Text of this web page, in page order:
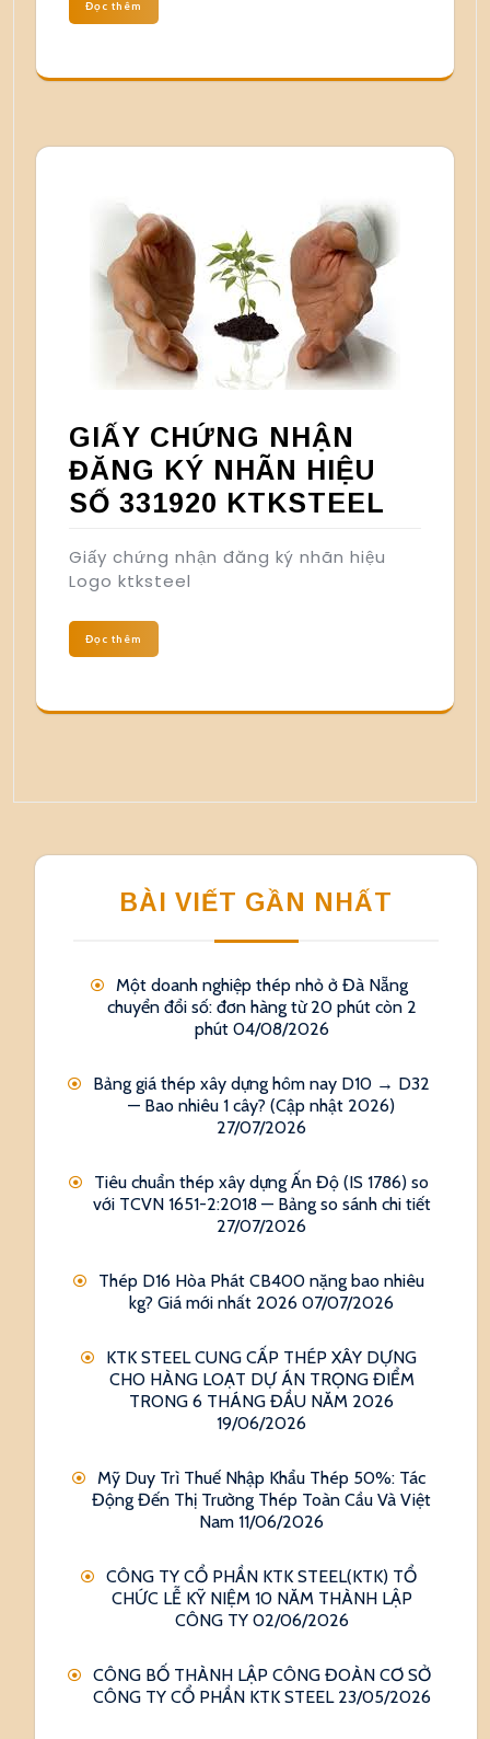
Đọc thêm
GIẤY CHỨNG NHẬN
ĐĂNG KÝ NHÃN HIỆU
SỐ 331920 KTKSTEEL
Giấy chứng nhận đăng ký nhãn hiệu
Logo ktksteel
Đọc thêm
BÀI VIẾT GẦN NHẤT
Một doanh nghiệp thép nhỏ ở Đà Nẵng
chuyển đổi số: đơn hàng từ 20 phút còn 2
phút 04/08/2026
Bảng giá thép xây dựng hôm nay D10 → D32
— Bao nhiêu 1 cây? (Cập nhật 2026)
27/07/2026
Tiêu chuẩn thép xây dựng Ấn Độ (IS 1786) so
với TCVN 1651-2:2018 — Bảng so sánh chi tiết
27/07/2026
Thép D16 Hòa Phát CB400 nặng bao nhiêu
kg? Giá mới nhất 2026 07/07/2026
KTK STEEL CUNG CẤP THÉP XÂY DỰNG
CHO HÀNG LOẠT DỰ ÁN TRỌNG ĐIỂM
TRONG 6 THÁNG ĐẦU NĂM 2026
19/06/2026
Mỹ Duy Trì Thuế Nhập Khẩu Thép 50%: Tác
Động Đến Thị Trường Thép Toàn Cầu Và Việt
Nam 11/06/2026
CÔNG TY CỔ PHẦN KTK STEEL(KTK) TỔ
CHỨC LỄ KỸ NIỆM 10 NĂM THÀNH LẬP
CÔNG TY 02/06/2026
CÔNG BỐ THÀNH LẬP CÔNG ĐOÀN CƠ SỞ
CÔNG TY CỔ PHẦN KTK STEEL 23/05/2026